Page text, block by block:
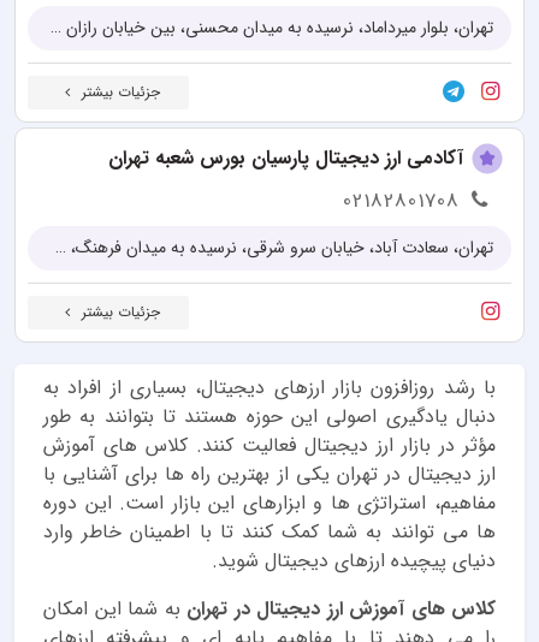
تهران، بلوار میرداماد، نرسیده به میدان محسنی، بین خیابان رازان شمالی و سید حسینی، جنب بانک ملت، پلاک 83
جزئیات بیشتر
آکادمی ارز دیجیتال پارسیان بورس شعبه تهران
02182801708
تهران، سعادت آباد، خیابان سرو شرقی، نرسیده به میدان فرهنگ، خیابان رشادت، کوچه اقبال ملی، پلاک 1، طبقه اول، واحد 4
جزئیات بیشتر
با رشد روزافزون بازار ارزهای دیجیتال، بسیاری از افراد به
دنبال یادگیری اصولی این حوزه هستند تا بتوانند به طور
مؤثر در بازار ارز دیجیتال فعالیت کنند. کلاس های آموزش
ارز دیجیتال در تهران یکی از بهترین راه ها برای آشنایی با
مفاهیم، استراتژی ها و ابزارهای این بازار است. این دوره
ها می توانند به شما کمک کنند تا با اطمینان خاطر وارد
دنیای پیچیده ارزهای دیجیتال شوید.
کلاس های آموزش ارز دیجیتال در تهران به شما این امکان